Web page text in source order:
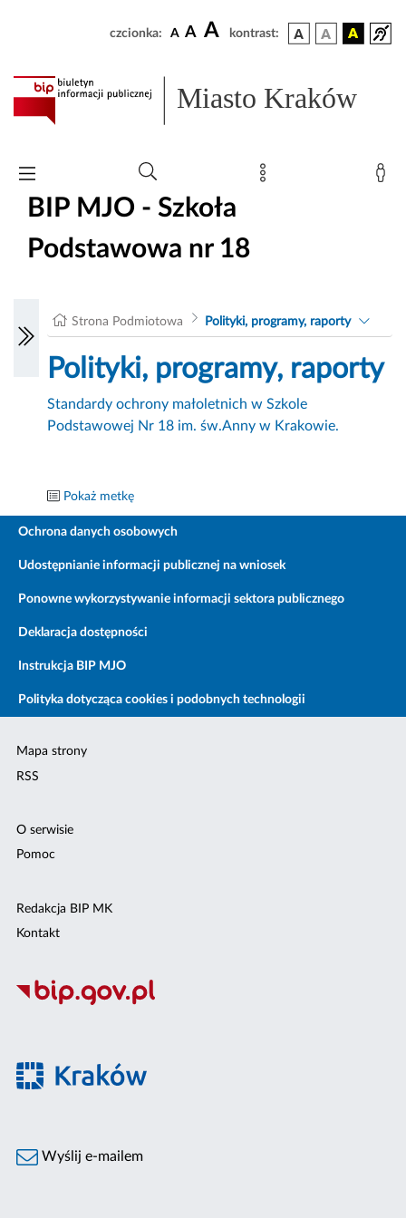
czcionka: A A A kontrast:
Miasto Kraków
BIP MJO - Szkoła
Podstawowa nr 18
Strona Podmiotowa Polityki, programy, raporty
Polityki, programy, raporty
Standardy ochrony małoletnich w Szkole
Podstawowej Nr 18 im. św.Anny w Krakowie.
Pokaż metkę
Ochrona danych osobowych
Udostępnianie informacji publicznej na wniosek
Ponowne wykorzystywanie informacji sektora publicznego
Deklaracja dostępności
Instrukcja BIP MJO
Polityka dotycząca cookies i podobnych technologii
Mapa strony
RSS
O serwisie
Pomoc
Redakcja BIP MK
Kontakt
Wyślij e-mailem